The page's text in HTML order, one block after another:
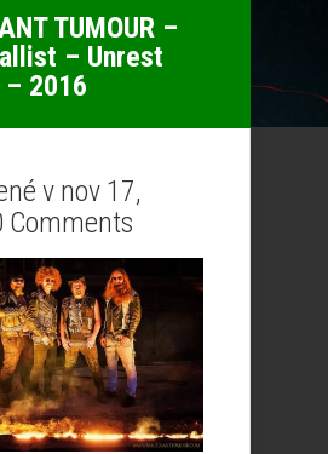
TUMOUR –
– Unrest
2016
v nov 17,
Comments